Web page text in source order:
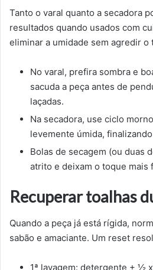
Tanto o varal quanto a secadora
resultados quando usados com
eliminar a umidade sem agredir o
No varal, prefira sombra e
sacuda a peça antes de
laçadas.
Na secadora, use ciclo
levemente úmida,
Bolas de secagem (ou duas
atrito e deixam o toque mais
Recuperar toalhas
Quando a peça já está rígida,
sabão e amaciante. Um reset
1ª lavagem: detergente + ½